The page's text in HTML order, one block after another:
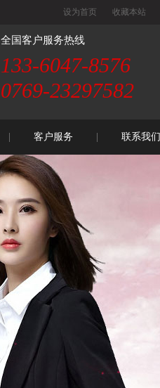
设为首页 收藏本站
全国客户服务热线
133-6047-8576
0769-23297582
客户服务 联系我们